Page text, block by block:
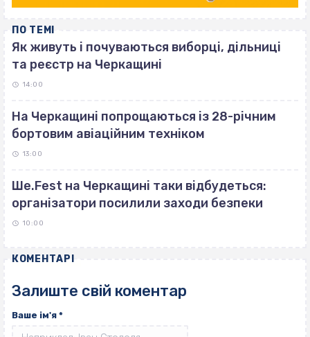
ПО ТЕМІ
Як живуть і почуваються виборці, дільниці
та реєстр на Черкащині
14:00
На Черкащині попрощаються із 28-річним
бортовим авіаційним техніком
13:00
Ше.Fest на Черкащині таки відбудеться:
організатори посилили заходи безпеки
10:00
КОМЕНТАРІ
Залиште свій коментар
Ваше ім'я *